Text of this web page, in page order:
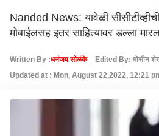
Nanded News: यावेळी
मोबाईलसह इतर साहित्यावर डल्ला
Written By :धनंजय सोळंके
Edited By: मोसीन
Updated at : Mon, August 22,2022, 12:21